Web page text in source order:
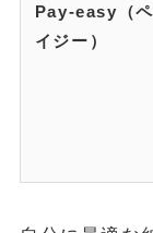
Pay-easy（ペ
イジー）